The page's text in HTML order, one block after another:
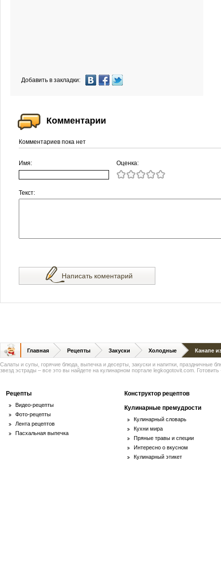
Добавить в закладки:
Комментарии
Комментариев пока нет
Имя: Оценка:
Текст:
Написать коментарий
Главная Рецепты Закуски Холодные Канапе
Салаты и супы, горячие блюда, выпечка и десерты, закуски и напитки, праздничные
звезд эстрады – все это вы найдете на кулинарном портале legkogotovit.com. Готовить
Рецепты
Видео-рецепты
Фото-рецепты
Лента рецептов
Пасхальная выпечка
Конструктор рецептов
Кулинарные премудрости
Кулинарный словарь
Кухни мира
Пряные травы и специи
Интересно о вкусном
Кулинарный этикет